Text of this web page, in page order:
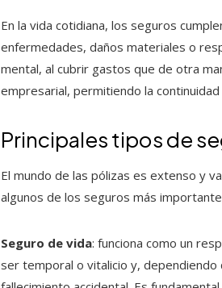
En la vida cotidiana, los seguros
enfermedades, daños materiales o
mental, al cubrir gastos que de otra
empresarial, permitiendo la
Principales tipos de
El mundo de las pólizas es extenso y
algunos de los seguros más
Seguro de vida: funciona como un
ser temporal o vitalicio y, dependiendo